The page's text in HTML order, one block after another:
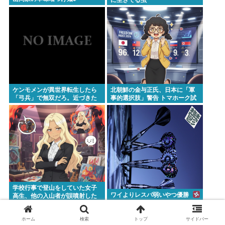
ケンモメンが異世界転生したら
「弓兵」で無双だろ。近づきた
くない、一撃ごとにモンスター
殺せば超早い。
北朝鮮の金与正氏、日本に「軍
事的選択肢」警告 トマホーク試
射に反発
学校行事で登山をしていた女子
高生、他の入山者が誤噴射した
「クマスプレー」を浴びて救急
搬送
ワイよりレスバ弱いやつ優勝
ホーム 検索 トップ サイドバー